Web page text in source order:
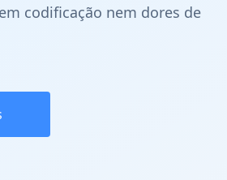
codificação nem dores de